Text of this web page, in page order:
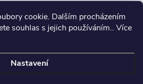
cookie. Dalším procházením
souhlas s jejich používáním.. Více
Nastavení